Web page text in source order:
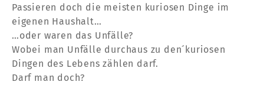
Passieren doch die meisten kuriosen Dinge im
eigenen Haushalt…
…oder waren das Unfälle?
Wobei man Unfälle durchaus zu den´kuriosen
Dingen des Lebens zählen darf.
Darf man doch?